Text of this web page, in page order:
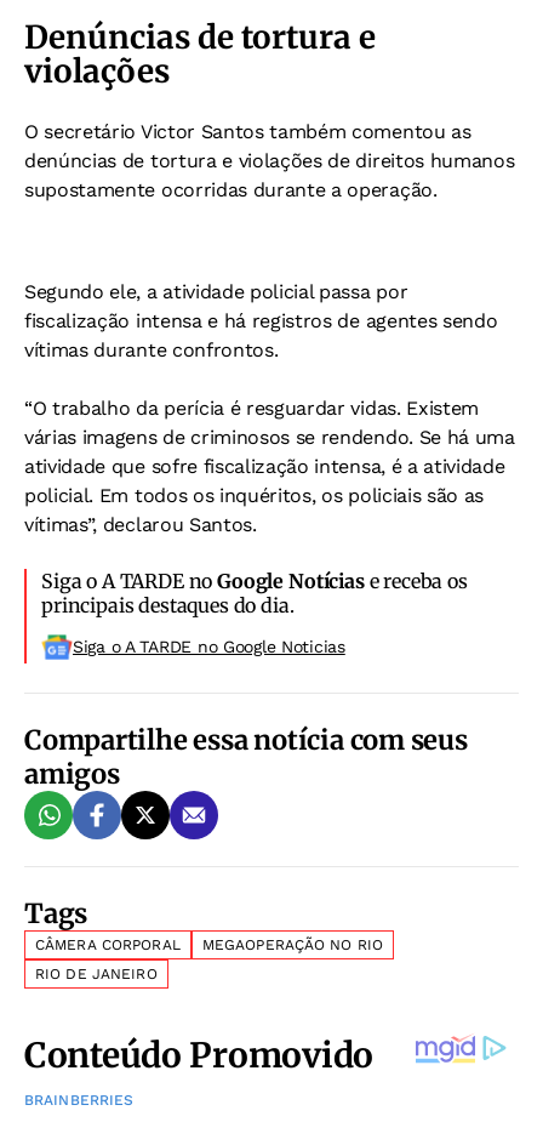
Denúncias de tortura e
violações
O secretário Victor Santos também comentou as
denúncias de tortura e violações de direitos humanos
supostamente ocorridas durante a operação.
Segundo ele, a atividade policial passa por
fiscalização intensa e há registros de agentes sendo
vítimas durante confrontos.
“O trabalho da perícia é resguardar vidas. Existem
várias imagens de criminosos se rendendo. Se há uma
atividade que sofre fiscalização intensa, é a atividade
policial. Em todos os inquéritos, os policiais são as
vítimas”, declarou Santos.
Siga o A TARDE noGoogle Notíciase receba os
principais destaques do dia.
Siga o A TARDE no Google Noticias
Compartilhe essa notícia com seus
amigos
Tags
CÂMERA CORPORAL
MEGAOPERAÇÃO NO RIO
RIO DE JANEIRO